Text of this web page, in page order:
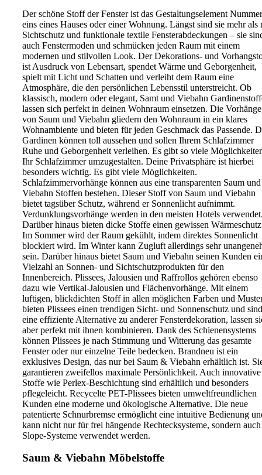
Der schöne Stoff der Fenster ist das Gestaltungselement Nummer
eins eines Hauses oder einer Wohnung. Längst sind sie mehr als
Sichtschutz und funktionale textile Fensterabdeckungen – sie
auch Fenstermoden und schmücken jeden Raum mit einem
modernen und stilvollen Look. Der Dekorations- und
ist Ausdruck von Lebensart, spendet Wärme und Geborgenheit,
spielt mit Licht und Schatten und verleiht dem Raum eine
Atmosphäre, die den persönlichen Lebensstil unterstreicht. Ob
klassisch, modern oder elegant, Samt und Viebahn
lassen sich perfekt in deinen Wohnraum einsetzen. Die Vorhänge
von Saum und Viebahn gliedern den Wohnraum in ein klares
Wohnambiente und bieten für jeden Geschmack das Passende.
Gardinen können toll aussehen und sollen Ihrem Schlafzimmer
Ruhe und Geborgenheit verleihen. Es gibt so viele
Ihr Schlafzimmer umzugestalten. Deine Privatsphäre ist hierbei
besonders wichtig. Es gibt viele Möglichkeiten.
Schlafzimmervorhänge können aus eine transparenten Saum und
Viebahn Stoffen bestehen. Dieser Stoff von Saum und Viebahn
bietet tagsüber Schutz, während er Sonnenlicht aufnimmt.
Verdunklungsvorhänge werden in den meisten Hotels
Darüber hinaus bieten dicke Stoffe einen gewissen
Im Sommer wird der Raum gekühlt, indem direktes Sonnenlicht
blockiert wird. Im Winter kann Zugluft allerdings sehr
sein. Darüber hinaus bietet Saum und Viebahn seinen Kunden
Vielzahl an Sonnen- und Sichtschutzprodukten für den
Innenbereich. Plissees, Jalousien und Raffrollos gehören ebenso
dazu wie Vertikal-Jalousien und Flächenvorhänge. Mit einem
luftigen, blickdichten Stoff in allen möglichen Farben und
bieten Plissees einen trendigen Sicht- und Sonnenschutz und sind
eine effiziente Alternative zu anderer Fensterdekoration, lassen
aber perfekt mit ihnen kombinieren. Dank des Schienensystems
können Plissees je nach Stimmung und Witterung das gesamte
Fenster oder nur einzelne Teile bedecken. Brandneu ist ein
exklusives Design, das nur bei Saum & Viebahn erhältlich ist.
garantieren zweifellos maximale Persönlichkeit. Auch innovative
Stoffe wie Perlex-Beschichtung sind erhältlich und besonders
pflegeleicht. Recycelte PET-Plissees bieten umweltfreundlichen
Kunden eine moderne und ökologische Alternative. Die neue
patentierte Schnurbremse ermöglicht eine intuitive Bedienung
kann nicht nur für frei hängende Rechtecksysteme, sondern
Slope-Systeme verwendet werden.
Saum & Viebahn Möbelstoffe